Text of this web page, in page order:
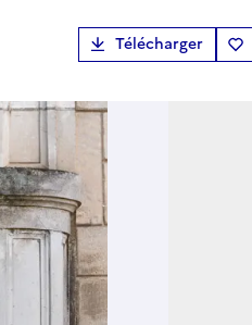
Télécharger